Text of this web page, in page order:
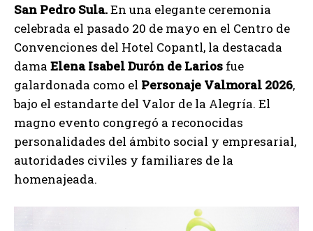
San Pedro Sula.En una elegante ceremonia
celebrada el pasado 20 de mayo en el Centro de
Convenciones del Hotel Copantl, la destacada
dama Elena Isabel Durón de Larios fue
galardonada como el Personaje Valmoral 2026,
bajo el estandarte del Valor de la Alegría. El
magno evento congregó a reconocidas
personalidades del ámbito social y empresarial,
autoridades civiles y familiares de la
homenajeada.